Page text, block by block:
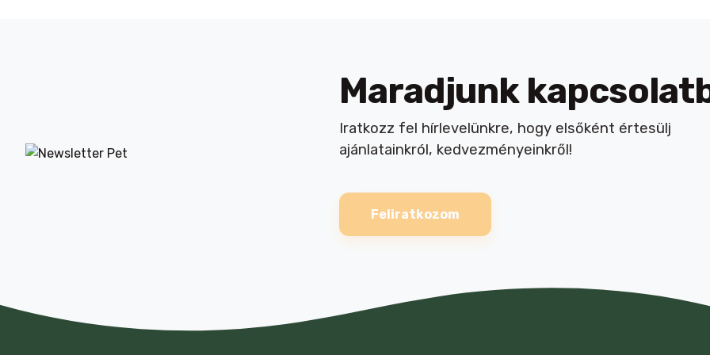
Maradjunk
Iratkozz fel hírlevelünkre, hogy elsőként értesülj
ajánlatainkról, kedvezményeinkről!
Feliratkozom